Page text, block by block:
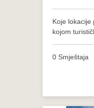
Koje lokacije
kojom
0 Smještaja